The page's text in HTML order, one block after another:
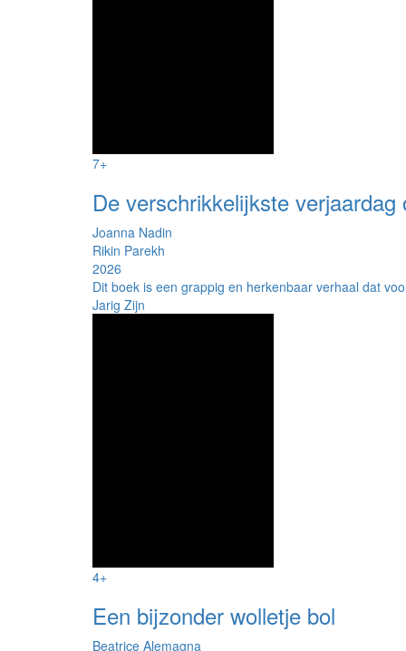
7+
De verschrikkelijkste verjaardag
Joanna Nadin
Rikin Parekh
2026
Dit boek is een grappig en herkenbaar verhaal dat
Jarig Zijn
4+
Een bijzonder wolletje bol
Beatrice Alemagna